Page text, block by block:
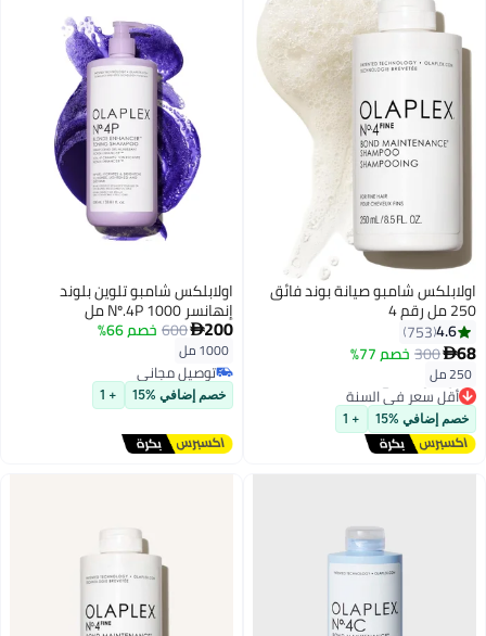
شامبو صيانة بوند فائق
4
4.6
753

300خصم 77%
مل
أقل سعر في السنة
توصيل مجاني
أقل سعر في السنة
إضافي %15 + 1
اولابلكس شامبو تلوين بلوند
إنهانسر Nº.4P 1000 مل
200
600خصم 66%
1000 مل
توصيل مجاني
توصيل مجاني
خصم إضافي %15 + 1